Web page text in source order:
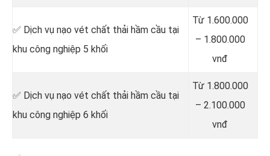
✅ Dịch vụ nạo vét chất thải hầm cầu tại
khu công nghiệp 5 khối
Từ 1.600.000
– 1.800.000
vnđ
✅ Dịch vụ nạo vét chất thải hầm cầu tại
khu công nghiệp 6 khối
Từ 1.800.000
– 2.100.000
vnđ